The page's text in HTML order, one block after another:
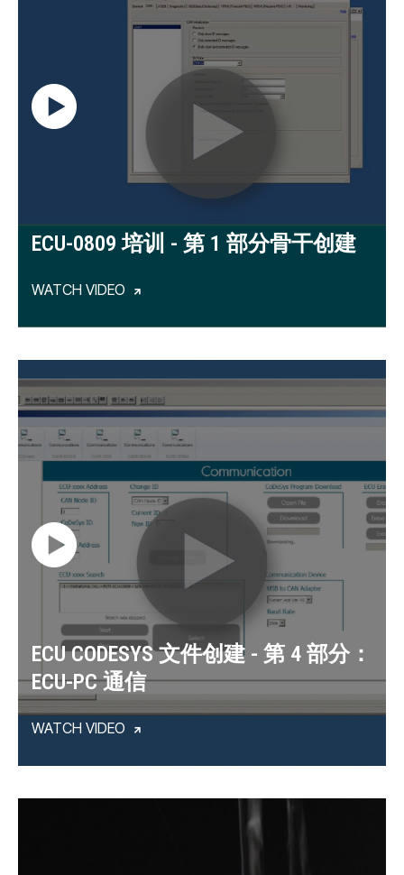
ECU-0809 培训 - 第 1 部分骨干创建
WATCH VIDEO
ECU CODESYS 文件创建 - 第 4 部分：
ECU-PC 通信
WATCH VIDEO